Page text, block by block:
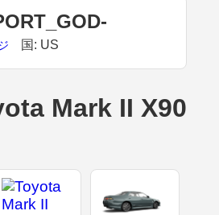
国: US
Mark II X90